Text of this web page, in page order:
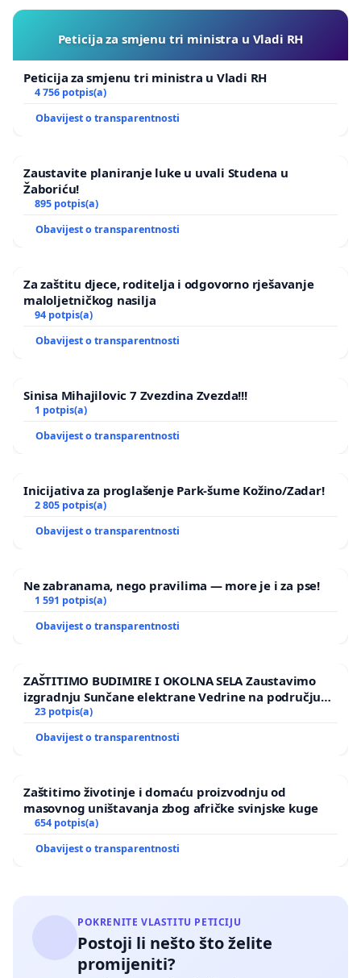
Peticija za smjenu tri ministra u Vladi RH
Peticija za smjenu tri ministra u Vladi RH
4 756 potpis(a)
Obavijest o transparentnosti
Zaustavite planiranje luke u uvali Studena u
Žaboriću!
895 potpis(a)
Obavijest o transparentnosti
Za zaštitu djece, roditelja i odgovorno rješavanje
maloljetničkog nasilja
94 potpis(a)
Obavijest o transparentnosti
Sinisa Mihajilovic 7 Zvezdina Zvezda!!!
1 potpis(a)
Obavijest o transparentnosti
Inicijativa za proglašenje Park-šume Kožino/Zadar!
2 805 potpis(a)
Obavijest o transparentnosti
Ne zabranama, nego pravilima — more je i za pse!
1 591 potpis(a)
Obavijest o transparentnosti
ZAŠTITIMO BUDIMIRE I OKOLNA SELA Zaustavimo
izgradnju Sunčane elektrane Vedrine na području
Ugljana
23 potpis(a)
Obavijest o transparentnosti
Zaštitimo životinje i domaću proizvodnju od
masovnog uništavanja zbog afričke svinjske kuge
654 potpis(a)
Obavijest o transparentnosti
POKRENITE VLASTITU PETICIJU
Postoji li nešto što želite
promijeniti?